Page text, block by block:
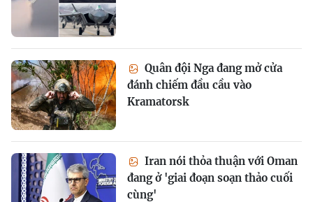
Quân đội Nga đang mở cửa
đánh chiếm đầu cầu vào
Kramatorsk
Iran nói thỏa thuận với Oman
đang ở 'giai đoạn soạn thảo cuối
cùng'